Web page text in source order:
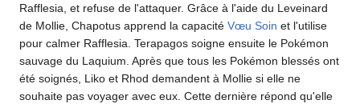
Rafflesia, et refuse de l'attaquer. Grâce à l'aide du Leveinard
de Mollie, Chapotus apprend la capacité Vœu Soin et l'utilise
pour calmer Rafflesia. Terapagos soigne ensuite le Pokémon
sauvage du Laquium. Après que tous les Pokémon blessés ont
été soignés, Liko et Rhod demandent à Mollie si elle ne
souhaite pas voyager avec eux. Cette dernière répond qu'elle